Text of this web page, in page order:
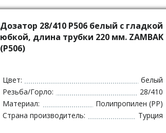
Дозатор 28/410 P506 белый с гладкой
юбкой, длина трубки 220 мм. ZAMBAK
(P506)
Цвет:
белый
Резьба/Горло:
28/410
Материал:
Полипропилен (PP)
Страна производитель:
Турция